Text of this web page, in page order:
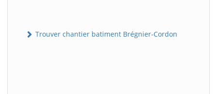
Trouver chantier batiment Brégnier-Cordon